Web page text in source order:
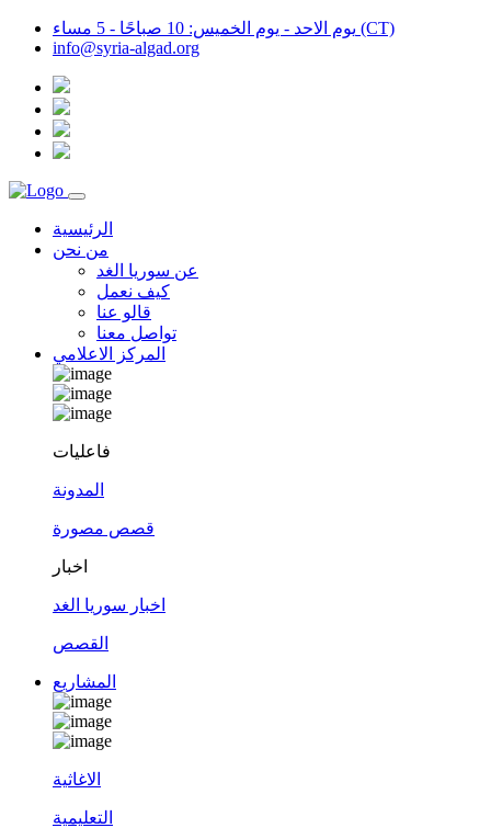
يوم الاحد - يوم الخميس: 10 صباحًا - 5 مساء (CT)
info@syria-algad.org
الرئيسية
من نحن
عن سوريا الغد
كيف نعمل
قالو عنا
تواصل معنا
المركز الاعلامي
فاعليات
المدونة
قصص مصورة
اخبار
اخبار سوريا الغد
القصص
المشاريع
الاغاثية
التعليمية